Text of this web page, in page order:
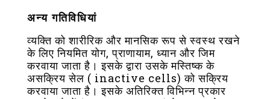
अन्य गतिविधियां
व्यक्ति को शारीरिक और मानसिक रूप से स्वस्थ रखने
के लिए नियमित योग, प्राणायाम, ध्यान और जिम
करवाया जाता है। इसके द्वारा उसके मस्तिष्क के
असक्रिय सेल ( inactive cells) को सक्रिय
करवाया जाता है। इसके अतिरिक्त विभिन्न प्रकार